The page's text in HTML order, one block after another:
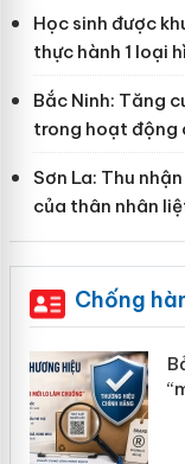
Học sinh được
thực hành 1 loại
Bắc Ninh: Tăng
trong hoạt động
Sơn La: Thu
của thân nhân
Chống